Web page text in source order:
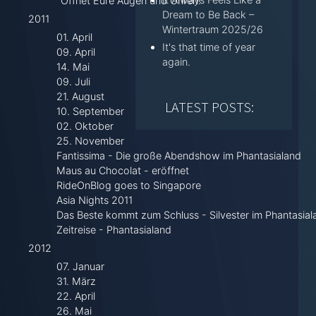
2011
01. April
09. April
14. Mai
09. Juli
21. August
10. September
02. Oktober
25. November
Fantissima - Die große Abendshow im Phantasialand
Maus au Chocolat - eröffnet
RideOnBlog goes to Singapore
Asia Nights 2011
Das Beste kommt zum Schluss - Silvester im
Zeitreise - Phantasialand
2012
07. Januar
31. März
22. April
26. Mai
Dream to Be Back –
Wintertraum 2025/26
It's that time of year
again.
LATEST POSTS: